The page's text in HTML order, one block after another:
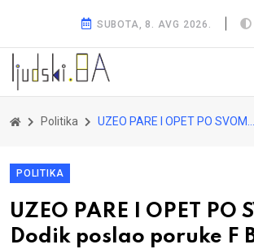
SUBOTA, 8. AVG 2026.
Politika UZEO PARE I OPET PO SVOME: Dodik poslao poruke F BiH i EU
POLITIKA
UZEO PARE I OPET PO
Dodik poslao poruke F